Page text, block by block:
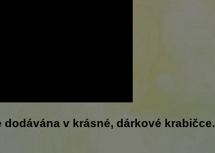
v krásné, dárkové krabičce.